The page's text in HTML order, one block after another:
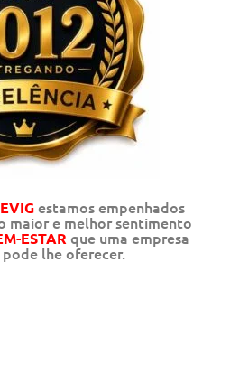
estamos empenhados
maior e melhor sentimento
ESTAR que uma empresa
lhe oferecer.